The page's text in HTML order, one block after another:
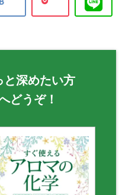
と深めたい方
どうぞ！